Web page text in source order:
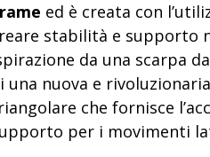
ed è creata con
stabilità e supporto
da una scarpa
una nuova e
che fornisce
per i movimenti